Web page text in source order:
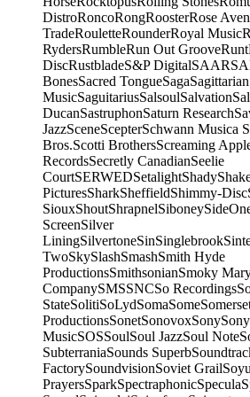
DistroRoncoRongRoosterRose
TradeRouletteRounderRoyal Music
RydersRumbleRun Out GrooveRunt
DiscRustbladeS&P DigitalSAAR
BonesSacred TongueSagaSagittarian
MusicSaguitariusSalsoulSalvation
DucanSastruphonSaturn Research
JazzSceneScepterSchwann Musica
Bros.Scotti BrothersScreaming
RecordsSecretly CanadianSeelie
CourtSERWEDSetalightShady
PicturesSharkSheffieldShimmy-Disc
SiouxShoutShrapnelSiboney
ScreenSilver
LiningSilvertoneSinSinglebrook
TwoSkySlashSmashSmith Hyde
ProductionsSmithsonianSmoky
CompanySMSSNCSo Recordings
StateSolitiSoLydSomaSome
ProductionsSonetSonovoxSony
MusicSOSSoulSoul JazzSoul Note
SubterraniaSounds Superb
FactorySoundvisionSoviet Grail
PrayersSparkSpectraphonicSpecula